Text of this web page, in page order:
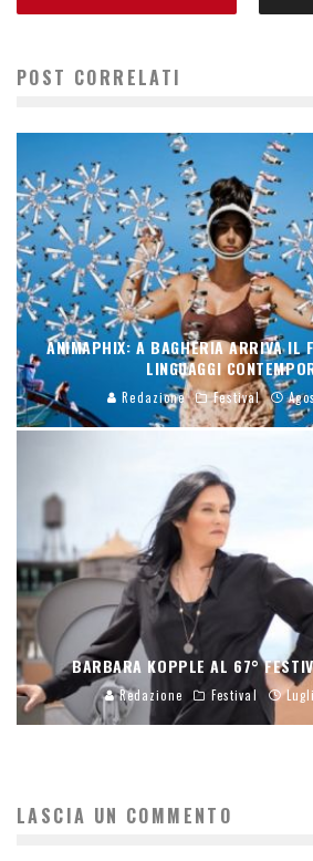
POST CORRELATI
ANIMAPHIX: A BAGHERIA ARRIVA IL
LINGUAGGI
Redazione Festival
BARBARA KOPPLE AL 67°
Redazione Festival
LASCIA UN COMMENTO